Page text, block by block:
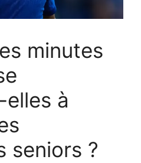
minutes
à
seniors ?